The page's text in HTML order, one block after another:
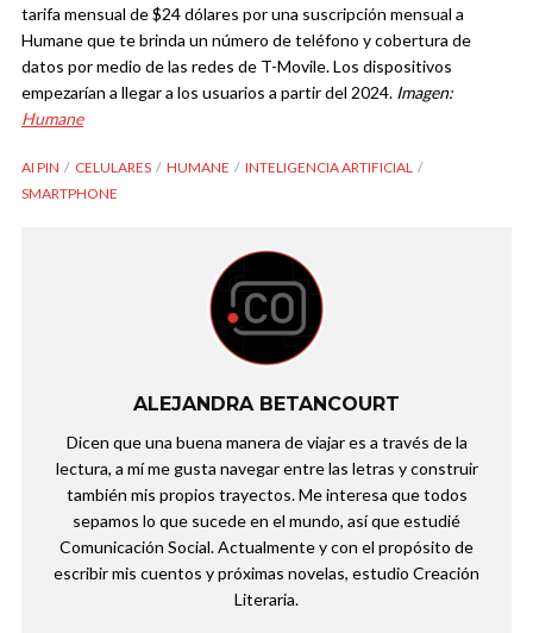
tarifa mensual de $24 dólares por una suscripción mensual a
Humane que te brinda un número de teléfono y cobertura de
datos por medio de las redes de T-Movile. Los dispositivos
empezarían a llegar a los usuarios a partir del 2024. Imagen:
Humane
AI PIN CELULARES HUMANE
INTELIGENCIA ARTIFICIAL
SMARTPHONE
ALEJANDRA BETANCOURT
Dicen que una buena manera de viajar es a través de la
lectura, a mí me gusta navegar entre las letras y construir
también mis propios trayectos. Me interesa que todos
sepamos lo que sucede en el mundo, así que estudié
Comunicación Social. Actualmente y con el propósito de
escribir mis cuentos y próximas novelas, estudio Creación
Literaria.